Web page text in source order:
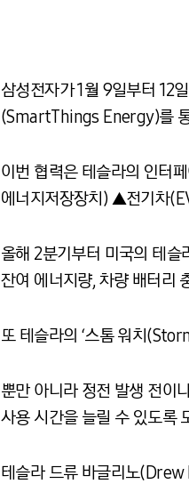
삼성전자가 1월 9일부터 12
(SmartThings Energy)를
이번 협력은 테슬라의 인터
에너지저장장치) ▲전기차
올해 2분기부터 미국의 테
잔여 에너지량, 차량 배터리
또 테슬라의 ‘스톰 워치
뿐만 아니라 정전 발생 전이
사용 시간을 늘릴 수 있도록
테슬라 드류 바글리노(Drew